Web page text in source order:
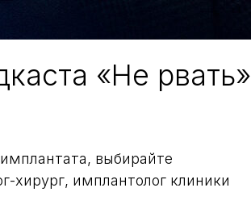
«Не рвать»
выбирайте
хирург, имплантолог клиники